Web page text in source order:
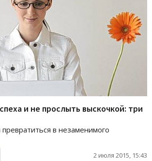
и не прослыть выскочкой: три
в незаменимого
2 июля 2015, 15:43